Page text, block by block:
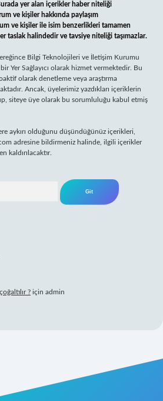
yer alan içerikler haber niteliği
ve kişiler hakkında paylaşım
ve kişiler ile isim benzerlikleri tamamen
taslak halindedir ve tavsiye niteliği taşımazlar.
Bilgi Teknolojileri ve İletişim Kurumu
Yer Sağlayıcı olarak hizmet vermektedir. Bu
olarak denetleme veya araştırma
Ancak, üyelerimiz yazdıkları içeriklerin
siteye üye olarak bu sorumluluğu kabul etmiş
aykırı olduğunu düşündüğünüz içerikleri,
adresine bildirmeniz halinde, ilgili içerikler
kaldırılacaktır.
? için admin